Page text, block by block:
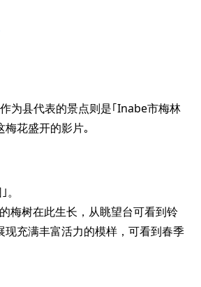
为县代表的景点则是｢Inabe市梅林
花盛开的影片｡
梅树在此生长，从眺望台可看到铃
现充满丰富活力的模样，可看到春季